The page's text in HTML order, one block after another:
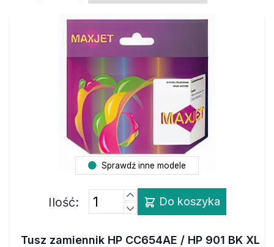
Sprawdź inne modele
Ilość: Do koszyka
Tusz zamiennik HP CC654AE / HP 901 BK XL